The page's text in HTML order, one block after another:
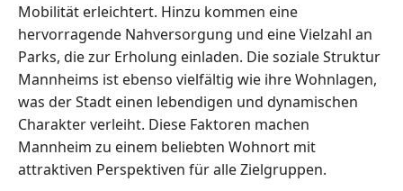
Mobilität erleichtert. Hinzu kommen eine
hervorragende Nahversorgung und eine Vielzahl an
Parks, die zur Erholung einladen. Die soziale Struktur
Mannheims ist ebenso vielfältig wie ihre Wohnlagen,
was der Stadt einen lebendigen und dynamischen
Charakter verleiht. Diese Faktoren machen
Mannheim zu einem beliebten Wohnort mit
attraktiven Perspektiven für alle Zielgruppen.